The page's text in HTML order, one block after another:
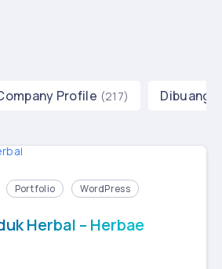
Profile (217) Dibuang
Portfolio WordPress
Herbal – Herbae